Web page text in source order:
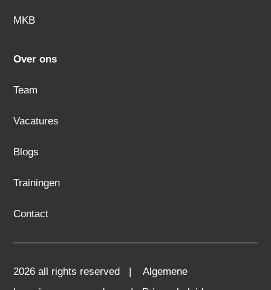
MKB
Over ons
Team
Vacatures
Blogs
Trainingen
Contact
2026 all rights reserved |Algemene